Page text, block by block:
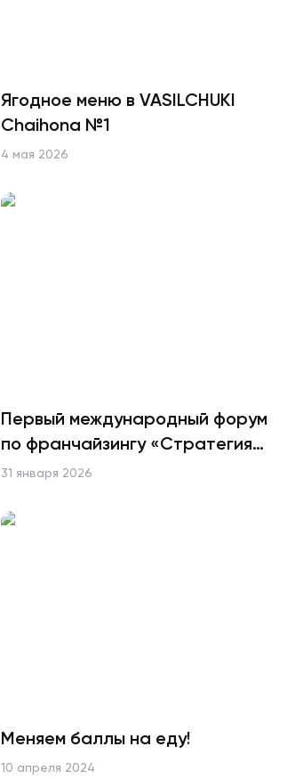
Ягодное меню в VASILCHUKI
Chaihona №1
4 мая 2026
Первый международный форум
по франчайзингу «Стратегия
лидера»
31 января 2026
Меняем баллы на еду!
10 апреля 2024